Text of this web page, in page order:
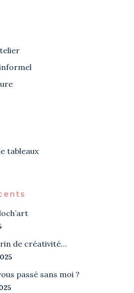
tableaux
de créativité…
passé sans moi ?